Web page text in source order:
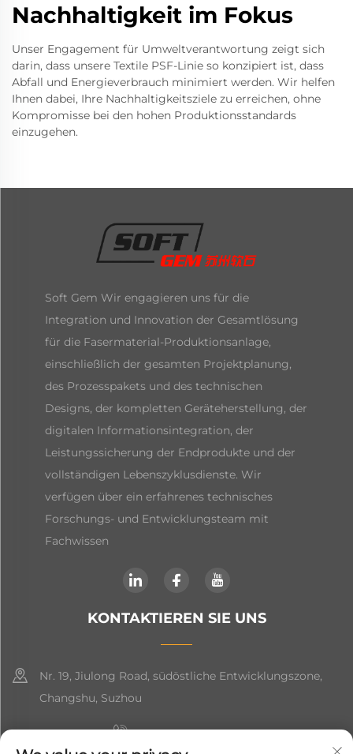
Nachhaltigkeit im Fokus
Unser Engagement für Umweltverantwortung zeigt sich
darin, dass unsere Textile PSF-Linie so konzipiert ist, dass
Abfall und Energieverbrauch minimiert werden. Wir helfen
Ihnen dabei, Ihre Nachhaltigkeitsziele zu erreichen, ohne
Kompromisse bei den hohen Produktionsstandards
einzugehen.
Soft Gem Wir engagieren uns für die
Integration und Innovation der Gesamtlösung
für die Fasermaterial-Produktionsanlage,
einschließlich der gesamten Projektplanung,
des Prozesspakets und des technischen
Designs, der kompletten Geräteherstellung, der
digitalen Informationsintegration, der
Leistungssicherung der Endprodukte und der
vollständigen Lebenszyklusdienste. Wir
verfügen über ein erfahrenes technisches
Forschungs- und Entwicklungsteam mit
Fachwissen
KONTAKTIEREN SIE UNS
Nr. 19, Jiulong Road, südöstliche Entwicklungszone,
Changshu, Suzhou
+86-19906239903